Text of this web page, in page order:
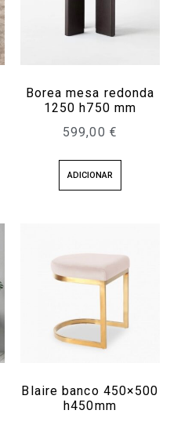
Borea mesa redonda
1250 h750 mm
599,00 €
ADICIONAR
Blaire banco 450×500
h450mm